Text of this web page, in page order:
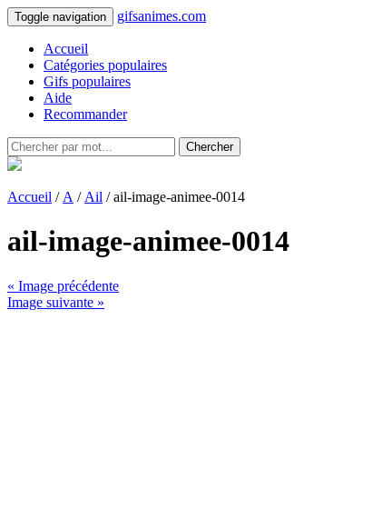
Toggle navigation gifsanimes.com
Accueil
Catégories populaires
Gifs populaires
Aide
Recommander
Chercher
Accueil / A / Ail / ail-image-animee-0014
ail-image-animee-0014
« Image précédente
Image suivante »